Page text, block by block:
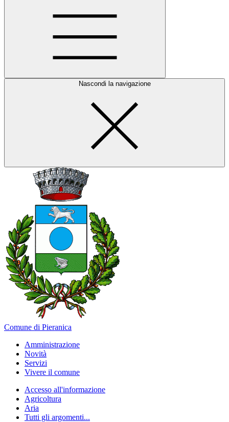
Nascondi la navigazione
Comune di Pieranica
Amministrazione
Novità
Servizi
Vivere il comune
Accesso all'informazione
Agricoltura
Aria
Tutti gli argomenti...